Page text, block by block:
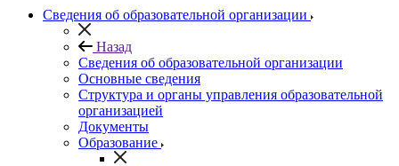
Сведения об образовательной организации
Назад
Сведения об образовательной организации
Основные сведения
Структура и органы управления образовательной
организацией
Документы
Образование